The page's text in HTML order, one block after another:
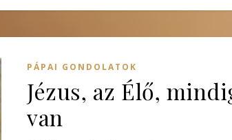
PÁPAI GONDOLATOK
Jézus, az Élő,
van